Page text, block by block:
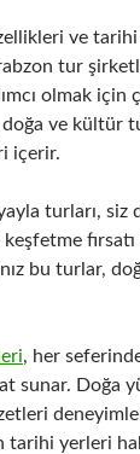
ve
tur
olmak
ve kültür
içerir.
turları,
keşfetme
bu turlar,
, her
sunar. Doğa
tarihi yerleri